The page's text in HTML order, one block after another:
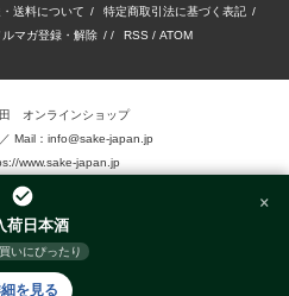
×
荷日本酒
いにぴったり
を見る
送料について / 特定商取引法に基づく表記 /
ルマガ登録・解除 / / RSS / ATOM
オンラインショップ
Mail：info@sake-japan.jp
www.sake-japan.jp
法律で禁じられています。
確認 できない場合、お酒を販売致しません。
Inc. Allrights reserved.